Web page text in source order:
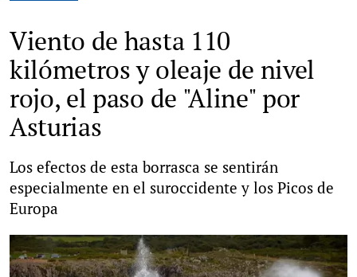
Viento de hasta 110
kilómetros y oleaje de nivel
rojo, el paso de "Aline" por
Asturias
Los efectos de esta borrasca se sentirán
especialmente en el suroccidente y los Picos de
Europa